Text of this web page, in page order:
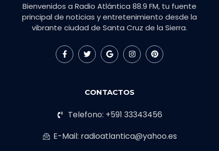
Bienvenidos a Radio Atlántica 88.9 FM, tu fuente
principal de noticias y entretenimiento desde la
vibrante ciudad de Santa Cruz de la Sierra.
CONTACTOS
Telefono: +591 33343456
E-Mail: radioatlantica@yahoo.es